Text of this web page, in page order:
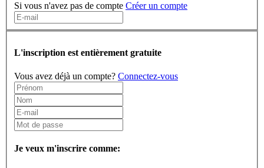
Si vous n'avez pas de compte Créer un compte
L'inscription est entièrement gratuite
Vous avez déjà un compte? Connectez-vous
Je veux m'inscrire comme: